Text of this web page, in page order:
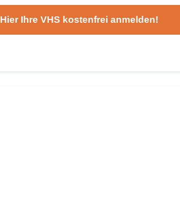
Hier Ihre VHS kostenfrei anmelden!